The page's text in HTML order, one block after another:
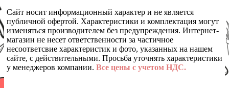
Сайт носит информационный характер и не является
публичной офертой. Характеристики и комплектация могут
изменяться производителем без предупреждения. Интернет-
магазин не несет ответственности за частичное
несоответсвие характеристик и фото, указанных на нашем
сайте, с действительными. Просьба уточнять характеристики
у менеджеров компании. Все цены с учетом НДС.